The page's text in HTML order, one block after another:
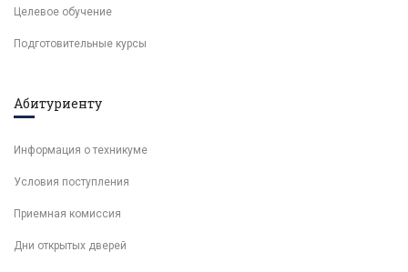
Целевое обучение
Подготовительные курсы
Абитуриенту
Информация о техникуме
Условия поступления
Приемная комиссия
Дни открытых дверей